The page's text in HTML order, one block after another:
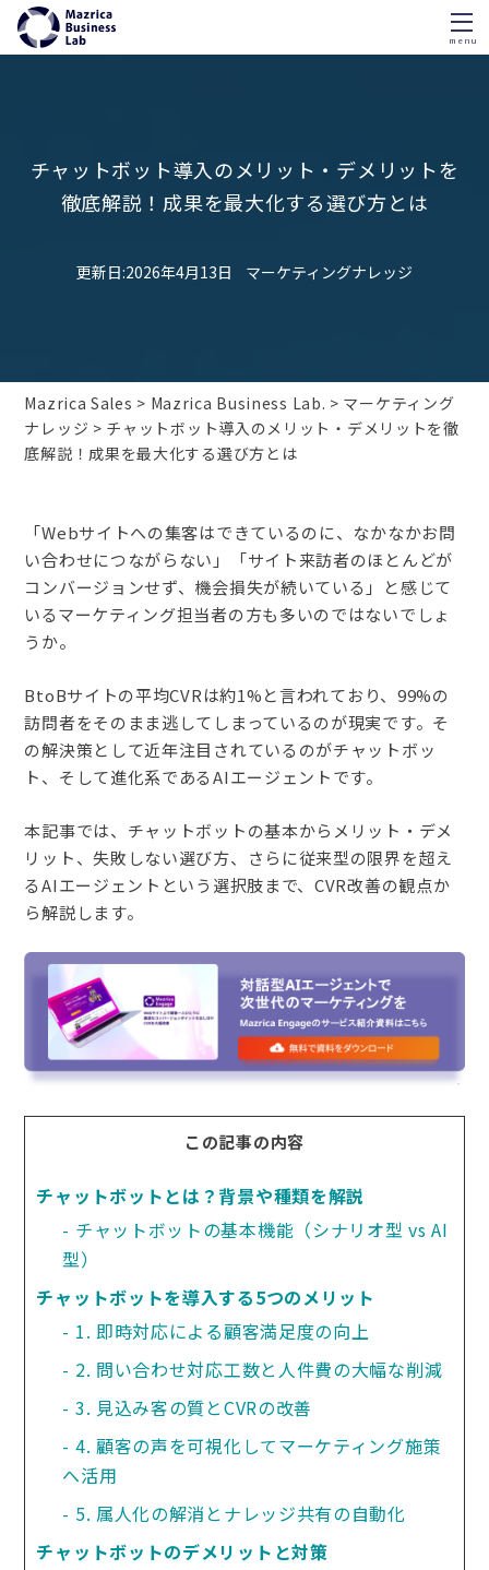
menu
チャットボット導入のメリット・デメリットを
徹底解説！成果を最大化する選び方とは
2026年4月13日 マーケティングナレッジ
Mazrica Sales Mazrica Business Lab.
マーケティング
ナレッジ
チャットボット導入のメリット・デメリットを徹
底解説！成果を最大化する選び方とは
「Webサイトへの集客はできているのに、なかなかお問
い合わせにつながらない」「サイト来訪者のほとんどが
コンバージョンせず、機会損失が続いている」と感じて
いるマーケティング担当者の方も多いのではないでしょ
うか。
BtoBサイトの平均CVRは約1%と言われており、99%の
訪問者をそのまま逃してしまっているのが現実です。そ
の解決策として近年注目されているのがチャットボッ
ト、そして進化系であるAIエージェントです。
本記事では、チャットボットの基本からメリット・デメ
リット、失敗しない選び方、さらに従来型の限界を超え
るAIエージェントという選択肢まで、CVR改善の観点か
ら解説します。
この記事の内容
チャットボットとは？背景や種類を解説
チャットボットの基本機能（シナリオ型 vs AI
型）
チャットボットを導入する5つのメリット
1. 即時対応による顧客満足度の向上
2. 問い合わせ対応工数と人件費の大幅な削減
3. 見込み客の質とCVRの改善
4. 顧客の声を可視化してマーケティング施策
へ活用
5. 属人化の解消とナレッジ共有の自動化
チャットボットのデメリットと対策